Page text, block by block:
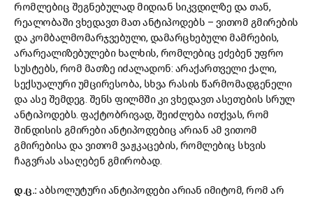
რომლებიც შეგნებულად მიდიან სიკვდილზე და თან,
რეალობაში ვხედავთ მათ ანტიპოდებს – ვითომ გმირების
და კომბალმომარჯვებული, დამარცხებული მამრების,
არარეალიზებულები ხალხის, რომლებიც ეძებენ უფრო
სუსტებს, რომ მათზე იძალადონ: არაქართველი ქალი,
სექსუალური უმცირესობა, სხვა რასის წარმომადგენელი
და ასე შემდეგ. შენს ფილმში კი ვხედავთ ასეთების სრულ
ანტიპოდებს. ფაქტობრივად, შეიძლება ითქვას, რომ
შინდისის გმირები ანტიპოდებიც არიან ამ ვითომ
გმირებისა და ვითომ ვაჟკაცების, რომლებიც სხვის
ჩაგვრას ასაღებენ გმირობად.
დ.ც.: აბსოლუტური ანტიპოდები არიან იმიტომ, რომ არ